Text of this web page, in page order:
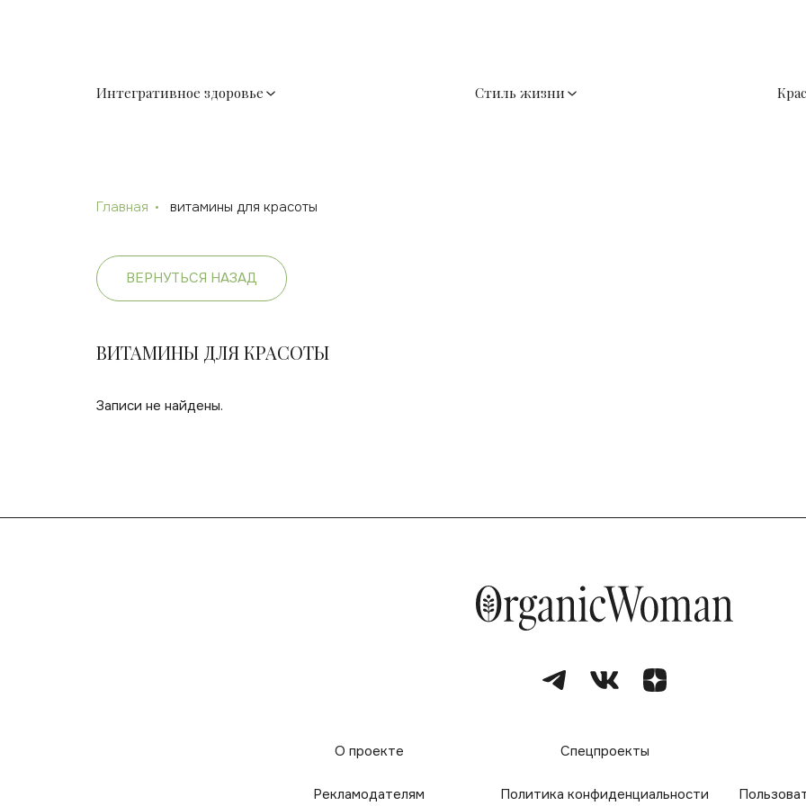
Интегративное здоровье Стиль жизни
Главная витамины для красоты
ВЕРНУТЬСЯ НАЗАД
ВИТАМИНЫ ДЛЯ КРАСОТЫ
Записи не найдены.
О проекте Спецпроекты
Рекламодателям Политика конфиденциальности